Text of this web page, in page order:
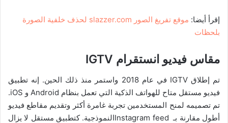
إقرأ أيضا:
موقع تفريغ الصور slazzer.com لحذف خلفية الصورة
بلحظات
مقاس فيديو انستقرام IGTV
تم إطلاق IGTV في عام 2018 واستمر منذ ذلك الحين. إنه تطبيق
فيديو مستقل متاح للهواتف الذكية التي تعمل بنظام Android و iOS.
تم تصميمه لمنح المستخدمين تجربة غامرة أكثر وتقديم مقاطع فيديو
أطول مقارنة بـ Instagram feedالنموذجية. كتطبيق مستقل لا يزال